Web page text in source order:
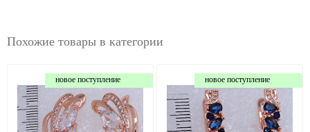
Похожие товары в категории
новое поступление новое поступление